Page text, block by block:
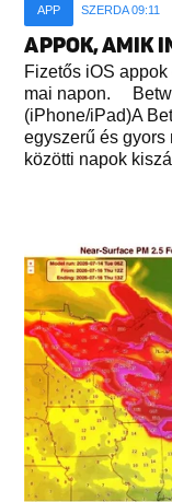
APP SZERDA 09:11
APPOK, AMIK
Fizetős iOS
mai napon.
(iPhone/iPad)A
egyszerű és gyors
közötti napok